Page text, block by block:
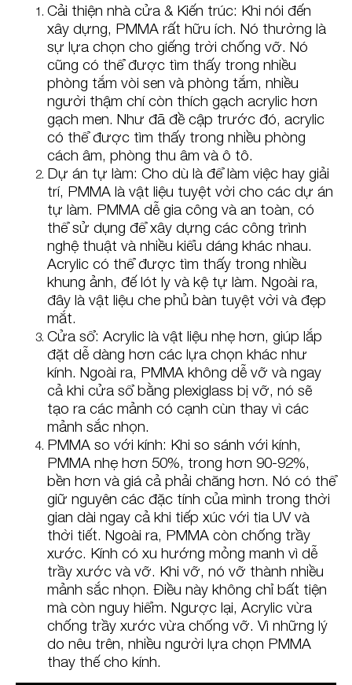
Cải thiện nhà cửa & Kiến trúc: Khi nói đến
xây dựng, PMMA rất hữu ích. Nó thường là
sự lựa chọn cho giếng trời chống vỡ. Nó
cũng có thể được tìm thấy trong nhiều
phòng tắm vòi sen và phòng tắm, nhiều
người thậm chí còn thích gạch acrylic hơn
gạch men. Như đã đề cập trước đó, acrylic
có thể được tìm thấy trong nhiều phòng
cách âm, phòng thu âm và ô tô.
Dự án tự làm: Cho dù là để làm việc hay giải
trí, PMMA là vật liệu tuyệt vời cho các dự án
tự làm. PMMA dễ gia công và an toàn, có
thể sử dụng để xây dựng các công trình
nghệ thuật và nhiều kiểu dáng khác nhau.
Acrylic có thể được tìm thấy trong nhiều
khung ảnh, đế lót ly và kệ tự làm. Ngoài ra,
đây là vật liệu che phủ bàn tuyệt vời và đẹp
mắt.
Cửa sổ: Acrylic là vật liệu nhẹ hơn, giúp lắp
đặt dễ dàng hơn các lựa chọn khác như
kính. Ngoài ra, PMMA không dễ vỡ và ngay
cả khi cửa sổ bằng plexiglass bị vỡ, nó sẽ
tạo ra các mảnh có cạnh cùn thay vì các
mảnh sắc nhọn.
PMMA so với kính: Khi so sánh với kính,
PMMA nhẹ hơn 50%, trong hơn 90-92%,
bền hơn và giá cả phải chăng hơn. Nó có thể
giữ nguyên các đặc tính của mình trong thời
gian dài ngay cả khi tiếp xúc với tia UV và
thời tiết. Ngoài ra, PMMA còn chống trầy
xước. Kính có xu hướng mỏng manh vì dễ
trầy xước và vỡ. Khi vỡ, nó vỡ thành nhiều
mảnh sắc nhọn. Điều này không chỉ bất tiện
mà còn nguy hiểm. Ngược lại, Acrylic vừa
chống trầy xước vừa chống vỡ. Vì những lý
do nêu trên, nhiều người lựa chọn PMMA
thay thế cho kính.